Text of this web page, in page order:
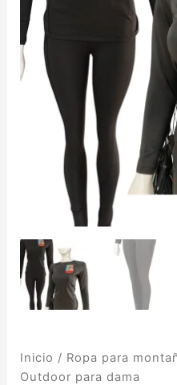
Inicio / Ropa para
Outdoor para dama